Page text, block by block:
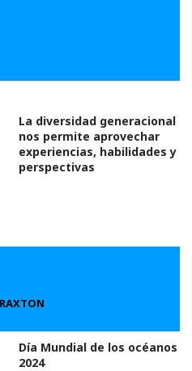
La diversidad generacional
nos permite aprovechar
experiencias, habilidades y
perspectivas
de DRAXTON
Día Mundial de los océanos
2024